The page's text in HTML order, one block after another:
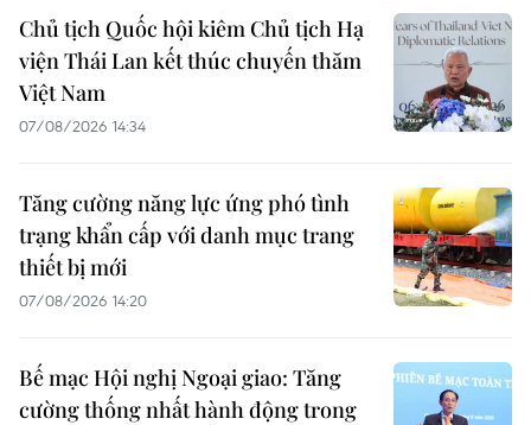
Chủ tịch Quốc hội kiêm Chủ tịch Hạ
viện Thái Lan kết thúc chuyến thăm
Việt Nam
07/08/2026 14:34
Tăng cường năng lực ứng phó tình
trạng khẩn cấp với danh mục trang
thiết bị mới
07/08/2026 14:20
Bế mạc Hội nghị Ngoại giao: Tăng
cường thống nhất hành động trong